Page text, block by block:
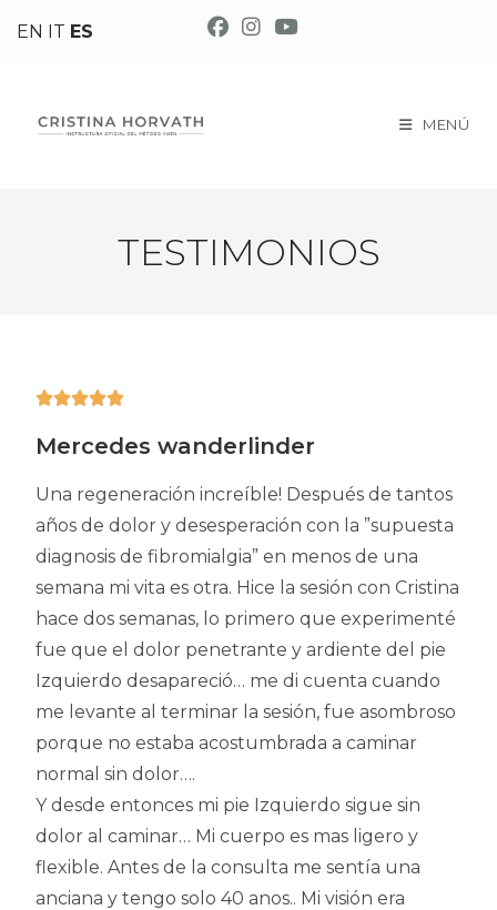
MENÚ
TESTIMONIOS

Mercedes wanderlinder
Una regeneración increíble! Después de tantos
años de dolor y desesperación con la ”supuesta
diagnosis de fibromialgia” en menos de una
semana mi vita es otra. Hice la sesión con Cristina
hace dos semanas, lo primero que experimenté
fue que el dolor penetrante y ardiente del pie
Izquierdo desapareció… me di cuenta cuando
me levante al terminar la sesión, fue asombroso
porque no estaba acostumbrada a caminar
normal sin dolor….
Y desde entonces mi pie Izquierdo sigue sin
dolor al caminar… Mi cuerpo es mas ligero y
flexible. Antes de la consulta me sentía una
anciana y tengo solo 40 anos.. Mi visión era
EN IT ES